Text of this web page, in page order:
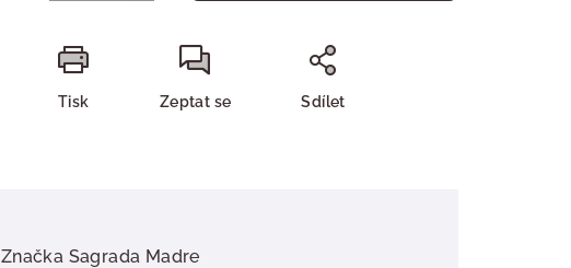
Tisk Zeptat se Sdílet
Značka Sagrada Madre